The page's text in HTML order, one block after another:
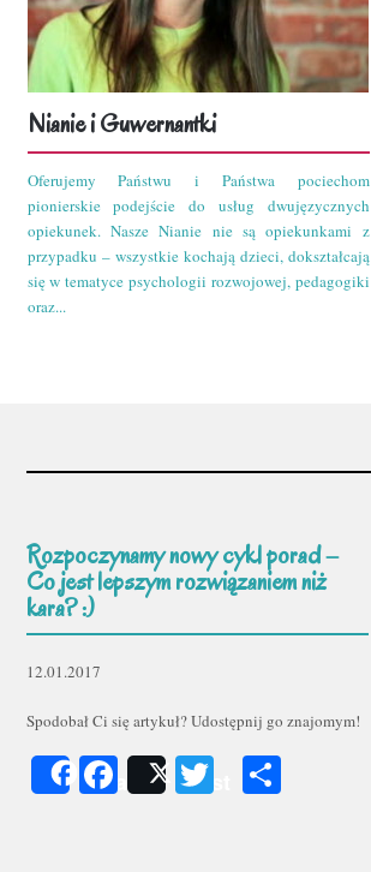
Nianie i Guwernantki
Oferujemy Państwu i Państwa pociechom
pionierskie podejście do usług dwujęzycznych
opiekunek. Nasze Nianie nie są opiekunkami z
przypadku – wszystkie kochają dzieci, dokształcają
się w tematyce psychologii rozwojowej, pedagogiki
oraz...
Rozpoczynamy nowy cykl porad –
Co jest lepszym rozwiązaniem niż
kara? :)
12.01.2017
Spodobał Ci się artykuł? Udostępnij go znajomym!
ShareFacebook
Post Twitter